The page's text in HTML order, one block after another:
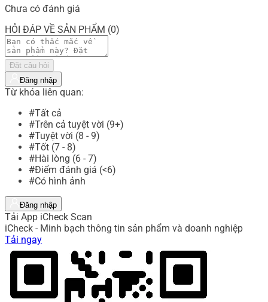
Chưa có đánh giá
HỎI ĐÁP VỀ SẢN PHẨM (0)
Đặt câu hỏi
Đăng nhập
Từ khóa liên quan:
#Tất cả
#Trên cả tuyệt vời (9+)
#Tuyệt vời (8 - 9)
#Tốt (7 - 8)
#Hài lòng (6 - 7)
#Điểm đánh giá (<6)
#Có hình ảnh
Đăng nhập
Tải App iCheck Scan
iCheck - Minh bạch thông tin sản phẩm và doanh nghiệp
Tải ngay